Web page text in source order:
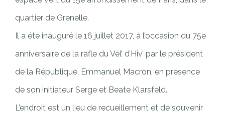
quartier de Grenelle.
Il a été inauguré le 16 juillet 2017, à l’occasion du 75e
anniversaire de la rafle du Vél’ d’Hiv’ par le président
de la République, Emmanuel Macron, en présence
de son initiateur Serge et Beate Klarsfeld.
L’endroit est un lieu de recueillement et de souvenir